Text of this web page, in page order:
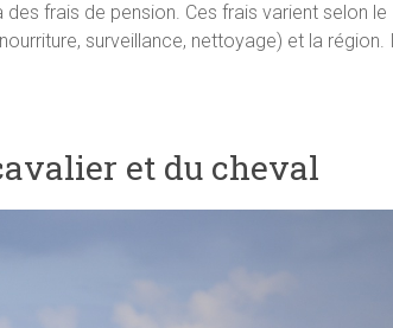
frais de pension. Ces frais varient selon le
surveillance, nettoyage) et la région.
et du cheval